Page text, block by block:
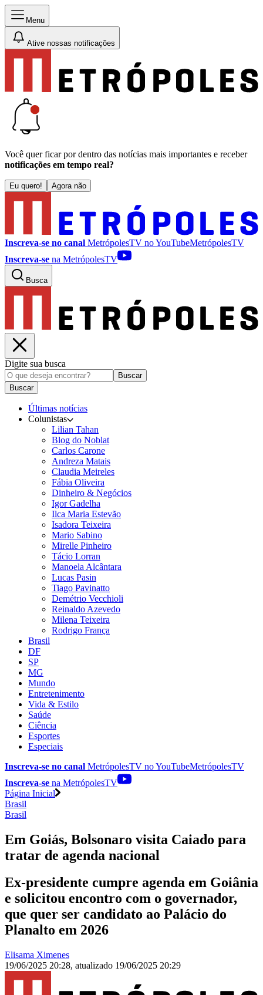
Menu
Ative nossas notificações
Você quer ficar por dentro das notícias mais importantes e receber
notificações em tempo real?
Eu quero! Agora não
Inscreva-se no canal MetrópolesTV noYouTubeMetrópolesTV
Inscreva-se na MetrópolesTV
Busca
Digite sua busca
Buscar
Buscar
Últimas notícias
Colunistas
Lilian Tahan
Blog do Noblat
Carlos Carone
Andreza Matais
Claudia Meireles
Fábia Oliveira
Dinheiro & Negócios
Igor Gadelha
Ilca Maria Estevão
Isadora Teixeira
Mario Sabino
Mirelle Pinheiro
Tácio Lorran
Manoela Alcântara
Lucas Pasin
Tiago Pavinatto
Demétrio Vecchioli
Reinaldo Azevedo
Milena Teixeira
Rodrigo França
Brasil
DF
SP
MG
Mundo
Entretenimento
Vida & Estilo
Saúde
Ciência
Esportes
Especiais
Inscreva-se no canal MetrópolesTV noYouTubeMetrópolesTV
Inscreva-se na MetrópolesTV
Página Inicial
Brasil
Brasil
Em Goiás, Bolsonaro visita Caiado para
tratar de agenda nacional
Ex-presidente cumpre agenda em Goiânia
e solicitou encontro com o governador,
que quer ser candidato ao Palácio do
Planalto em 2026
Elisama Ximenes
19/06/2025 20:28, atualizado 19/06/2025 20:29